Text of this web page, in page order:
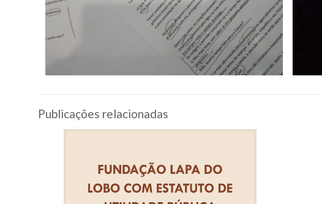
Publicações relacionadas